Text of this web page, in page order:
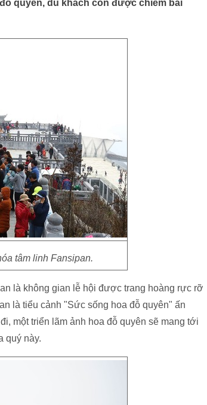
quyên, du khách còn được chiêm bái
tâm linh Fansipan.
là không gian lễ hội được trang hoàng rực rỡ
là tiểu cảnh "Sức sống hoa đỗ quyên" ấn
một triển lãm ảnh hoa đỗ quyên sẽ mang tới
quý này.